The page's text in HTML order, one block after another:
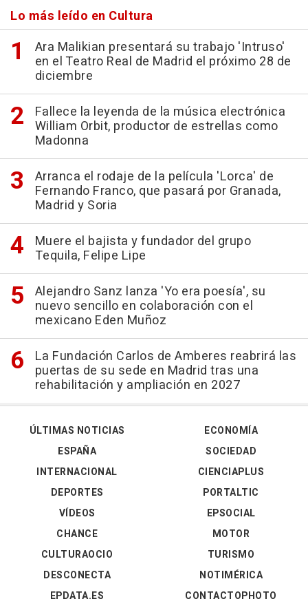
Lo más leído en Cultura
Ara Malikian presentará su trabajo 'Intruso'
en el Teatro Real de Madrid el próximo 28 de
diciembre
Fallece la leyenda de la música electrónica
William Orbit, productor de estrellas como
Madonna
Arranca el rodaje de la película 'Lorca' de
Fernando Franco, que pasará por Granada,
Madrid y Soria
Muere el bajista y fundador del grupo
Tequila, Felipe Lipe
Alejandro Sanz lanza 'Yo era poesía', su
nuevo sencillo en colaboración con el
mexicano Eden Muñoz
La Fundación Carlos de Amberes reabrirá las
puertas de su sede en Madrid tras una
rehabilitación y ampliación en 2027
ÚLTIMAS NOTICIAS
ESPAÑA
INTERNACIONAL
DEPORTES
VÍDEOS
ECONOMÍA
SOCIEDAD
CIENCIAPLUS
PORTALTIC
EPSOCIAL
CHANCE
CULTURAOCIO
DESCONECTA
MOTOR
TURISMO
NOTIMÉRICA